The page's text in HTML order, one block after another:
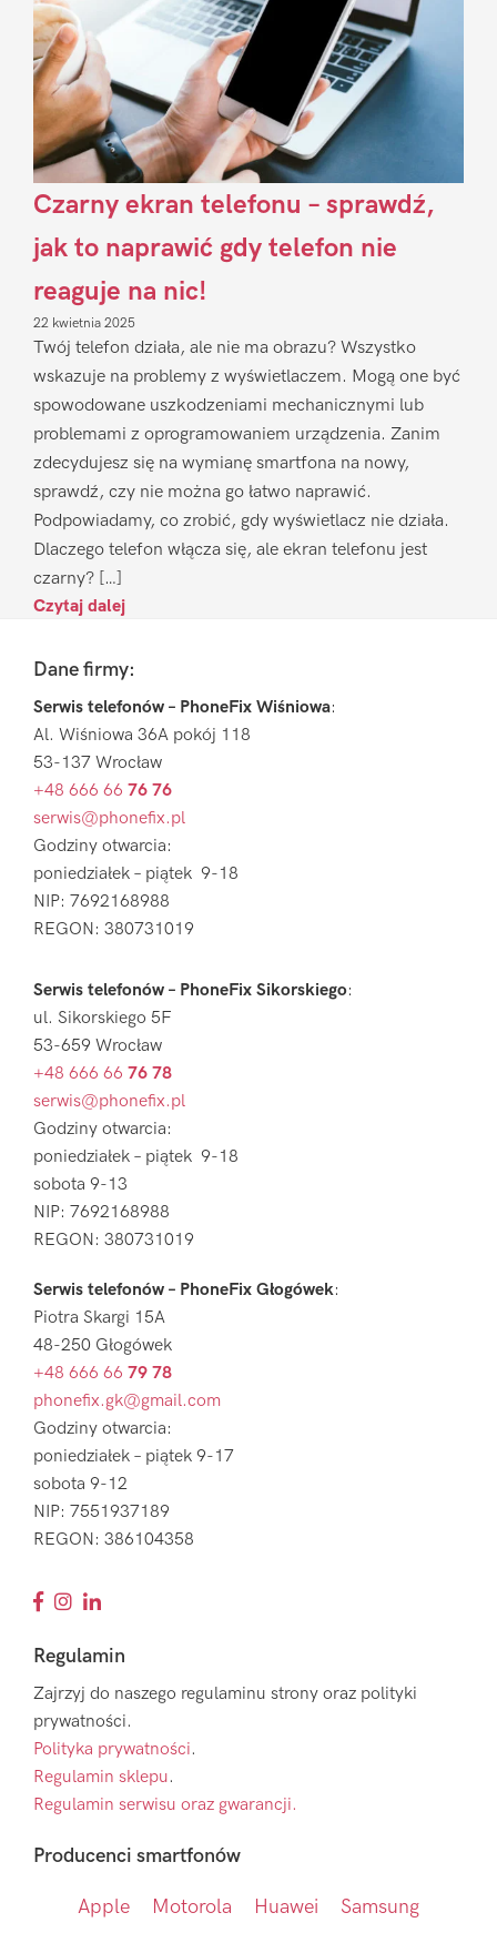
Czarny ekran telefonu – sprawdź,
jak to naprawić gdy telefon nie
reaguje na nic!
22 kwietnia 2025
Twój telefon działa, ale nie ma obrazu? Wszystko
wskazuje na problemy z wyświetlaczem. Mogą one być
spowodowane uszkodzeniami mechanicznymi lub
problemami z oprogramowaniem urządzenia. Zanim
zdecydujesz się na wymianę smartfona na nowy,
sprawdź, czy nie można go łatwo naprawić.
Podpowiadamy, co zrobić, gdy wyświetlacz nie działa.
Dlaczego telefon włącza się, ale ekran telefonu jest
czarny? […]
Czytaj dalej
FooterDane firmy:
Serwis telefonów – PhoneFix Wiśniowa:
Al. Wiśniowa 36A pokój 118
53-137 Wrocław
+48 666 66 76 76
serwis@phonefix.pl
Godziny otwarcia:
poniedziałek – piątek 9-18
NIP: 7692168988
REGON: 380731019
Serwis telefonów – PhoneFix Sikorskiego:
ul. Sikorskiego 5F
53-659 Wrocław
+48 666 66 76 78
serwis@phonefix.pl
Godziny otwarcia:
poniedziałek – piątek 9-18
sobota 9-13
NIP: 7692168988
REGON: 380731019
Serwis telefonów – PhoneFix Głogówek:
Piotra Skargi 15A
48-250 Głogówek
+48 666 66 79 78
phonefix.gk@gmail.com
Godziny otwarcia:
poniedziałek – piątek 9-17
sobota 9-12
NIP: 7551937189
REGON: 386104358
Regulamin
Zajrzyj do naszego regulaminu strony oraz polityki
prywatności.
Polityka prywatności.
Regulamin sklepu.
Regulamin serwisu oraz gwarancji.
Producenci smartfonów
Apple Motorola Huawei Samsung